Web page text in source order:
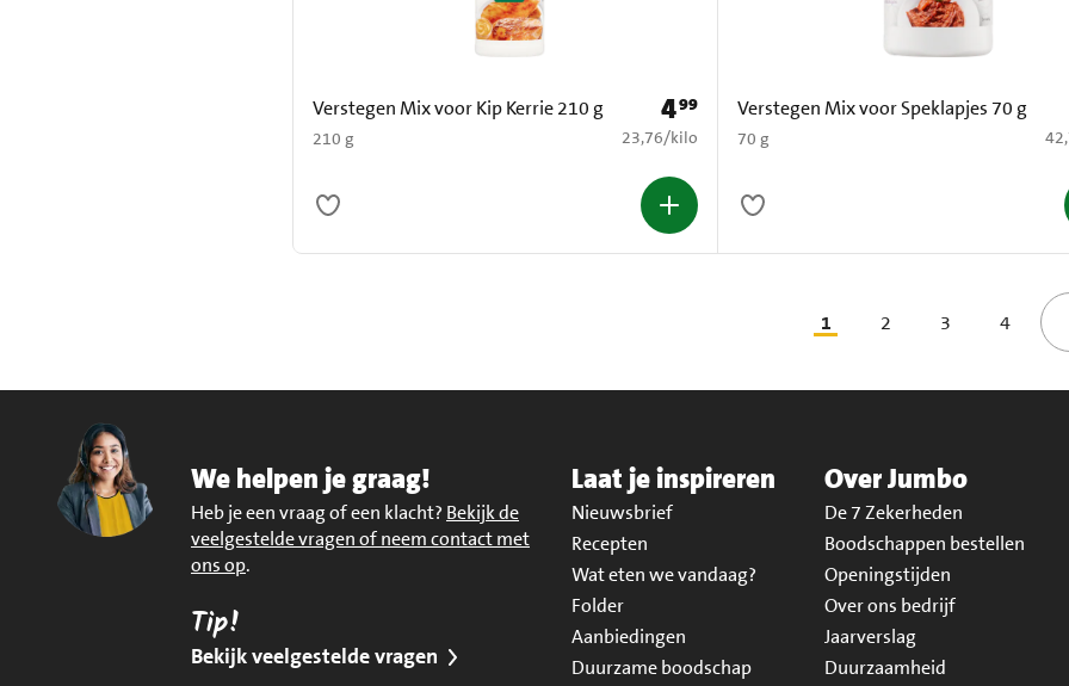
Verstegen Mix voor Kip Kerrie 210 g
210 g
Prijs: € 4,99
499
€ 23,76 per kilo
23,76/kilo
Verstegen Mix voor Speklapjes 70 g
70 g
€
1 2 3 4
We helpen je graag!
Heb je een vraag of een klacht? Bekijk de
veelgestelde vragen of neem contact met
ons op.
Tip!
Bekijk veelgestelde vragen
Laat je inspireren
Nieuwsbrief
Recepten
Wat eten we vandaag?
Folder
Aanbiedingen
Duurzame boodschap
Over Jumbo
De 7 Zekerheden
Boodschappen bestellen
Openingstijden
Over ons bedrijf
Jaarverslag
Duurzaamheid